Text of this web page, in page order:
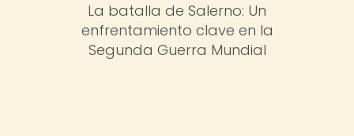
La batalla de Salerno: Un
enfrentamiento clave en la
Segunda Guerra Mundial